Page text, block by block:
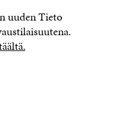
uuden Tieto